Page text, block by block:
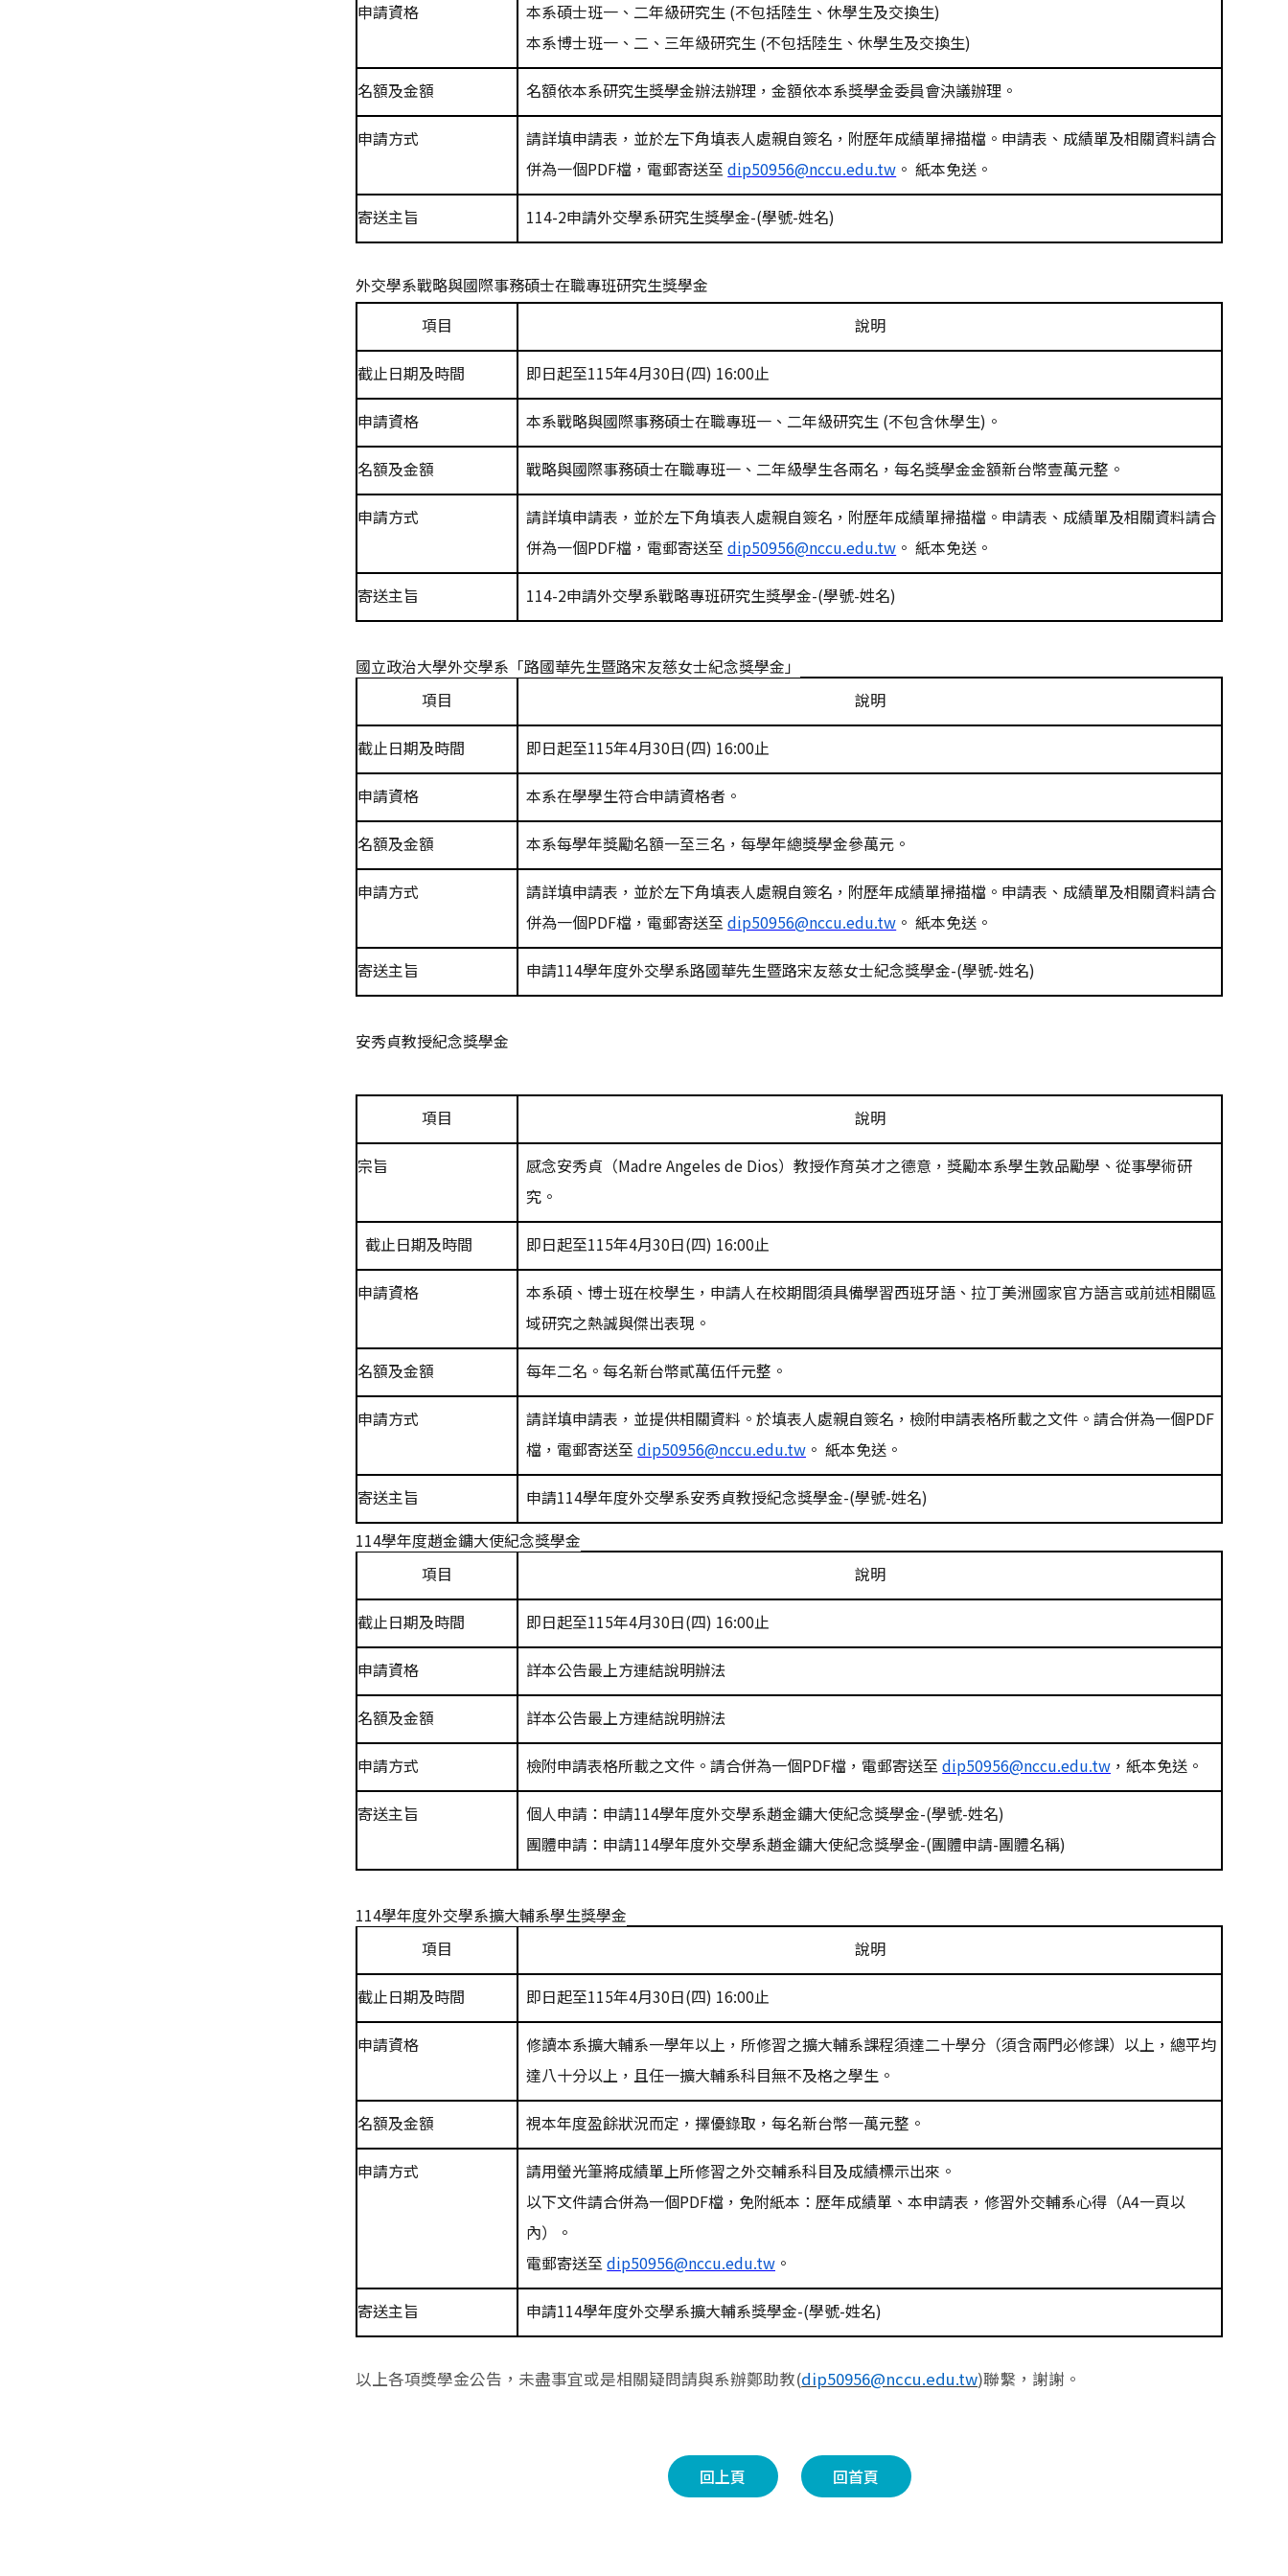
申請資格 本系碩士班一、二年級研究生 (不包括陸生、休學生及交換生)
本系博士班一、二、三年級研究生 (不包括陸生、休學生及交換生)
名額及金額 名額依本系研究生獎學金辦法辦理，金額依本系獎學金委員會決議辦理。
申請方式
請詳填申請表，並於左下角填表人處親自簽名，附歷年成績單掃描檔。申請表、成績單及相關資料請合
併為一個PDF檔，電郵寄送至dip50956@nccu.edu.tw 。 紙本免送。
寄送主旨 114-2申請外交學系研究生獎學金-(學號-姓名)
外交學系戰略與國際事務碩士在職專班研究生獎學金
項目
說明
截止日期及時間 即日起至115年4月30日(四) 16:00止
申請資格 本系戰略與國際事務碩士在職專班一、二年級研究生 (不包含休學生) 。
名額及金額 戰略與國際事務碩士在職專班一、二年級學生各兩名，每名獎學金金額新台幣壹萬元整。
申請方式
請詳填申請表，並於左下角填表人處親自簽名，附歷年成績單掃描檔。申請表、成績單及相關資料請合
併為一個PDF檔，電郵寄送至dip50956@nccu.edu.tw 。 紙本免送。
寄送主旨 114-2申請外交學系戰略專班研究生獎學金-(學號-姓名)
國立政治大學外交學系「路國華先生暨路宋友慈女士紀念獎學金」
項目
說明
截止日期及時間 即日起至115年4月30日(四) 16:00止
申請資格 本系在學學生符合申請資格者。
名額及金額 本系每學年獎勵名額一至三名，每學年總獎學金參萬元。
申請方式
請詳填申請表，並於左下角填表人處親自簽名，附歷年成績單掃描檔。申請表、成績單及相關資料請合
併為一個PDF檔，電郵寄送至dip50956@nccu.edu.tw 。 紙本免送。
寄送主旨 申請114學年度外交學系路國華先生暨路宋友慈女士紀念獎學金-(學號-姓名)
安秀貞教授紀念獎學金
項目 說明
宗旨 感念安秀貞（Madre Angeles de Dios）教授作育英才之德意，獎勵本系學生敦品勵學、從事學術研
究。
截止日期及時間 即日起至115年4月30日(四) 16:00止
申請資格
本系碩、博士班在校學生，申請人在校期間須具備學習西班牙語、拉丁美洲國家官方語言或前述相關區
域研究之熱誠與傑出表現。
名額及金額 每年二名。每名新台幣貳萬伍仟元整。
申請方式 請詳填申請表，並提供相關資料。於填表人處親自簽名，檢附申請表格所載之文件。請合併為一個PDF
檔，電郵寄送至dip50956@nccu.edu.tw 。 紙本免送。
寄送主旨 申請114學年度外交學系安秀貞教授紀念獎學金-(學號-姓名)
114學年度趙金鏞大使紀念獎學金
項目
說明
截止日期及時間 即日起至115年4月30日(四) 16:00止
申請資格 詳本公告最上方連結說明辦法
名額及金額 詳本公告最上方連結說明辦法
申請方式 檢附申請表格所載之文件。請合併為一個PDF檔，電郵寄送至dip50956@nccu.edu.tw ，紙本免送。
寄送主旨 個人申請 ：申請114學年度外交學系趙金鏞大使紀念獎學金-(學號-姓名)
團體申請 ：申請114學年度外交學系趙金鏞大使紀念獎學金-(團體申請-團體名稱)
114學年度外交學系擴大輔系學生獎學金
項目
說明
截止日期及時間 即日起至115年4月30日(四) 16:00止
申請資格
修讀本系擴大輔系一學年以上，所修習之擴大輔系課程須達二十學分（須含兩門必修課）以上，總平均
達八十分以上，且任一擴大輔系科目無不及格之學生。
名額及金額 視本年度盈餘狀況而定，擇優錄取，每名新台幣一萬元整。
申請方式
請用螢光筆將成績單上所修習之外交輔系科目及成績標示出來。
以下文件請合併為一個PDF檔，免附紙本：歷年成績單、本申請表，修習外交輔系心得（A4一頁以
內）。
電郵寄送至dip50956@nccu.edu.tw 。
寄送主旨 申請114學年度外交學系擴大輔系獎學金-(學號-姓名)
以上各項獎學金公告，未盡事宜或是相關疑問請與系辦鄭助教(dip50956@nccu.edu.tw)聯繫，謝謝。
回上頁 回首頁